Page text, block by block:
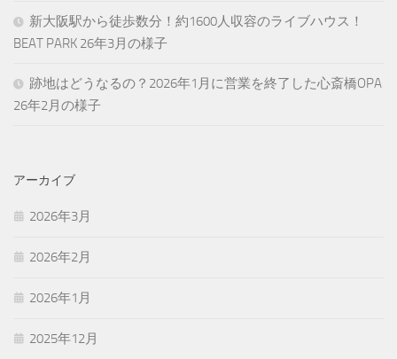
新大阪駅から徒歩数分！約1600人収容のライブハウス！
BEAT PARK 26年3月の様子
跡地はどうなるの？2026年1月に営業を終了した心斎橋OPA
26年2月の様子
アーカイブ
2026年3月
2026年2月
2026年1月
2025年12月